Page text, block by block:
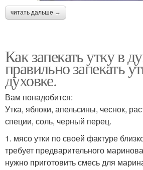
читать дальше →
Как запекать утку в
правильно запекать
духовке.
Вам понадобится:
Утка, яблоки, апельсины, чеснок,
специи, соль, черный перец.
1. мясо утки по своей фактуре
требует предварительного
нужно приготовить смесь для